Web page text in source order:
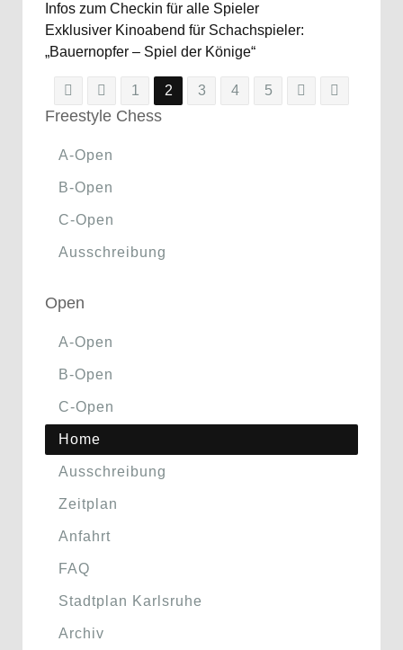
Infos zum Checkin für alle Spieler
Exklusiver Kinoabend für Schachspieler:
„Bauernopfer – Spiel der Könige“
1 2 3 4 5
Freestyle Chess
A-Open
B-Open
C-Open
Ausschreibung
Open
A-Open
B-Open
C-Open
Home
Ausschreibung
Zeitplan
Anfahrt
FAQ
Stadtplan Karlsruhe
Archiv